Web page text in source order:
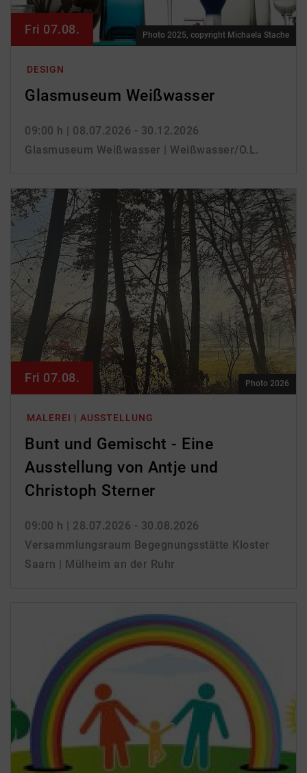
DESIGN
Glasmuseum Weißwasser
09:00 h | 08.07.2026 - 30.12.2026
Glasmuseum Weißwasser | Weißwasser/O.L.
Fri 07.08. Photo 2025, copyright Michaela Stache
MALEREI | AUSSTELLUNG
Bunt und Gemischt - Eine
Ausstellung von Antje und
Christoph Sterner
09:00 h | 28.07.2026 - 30.08.2026
Versammlungsraum Begegnungsstätte Kloster
Saarn | Mülheim an der Ruhr
Fri 07.08. Photo 2026